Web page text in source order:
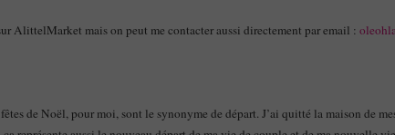
AlittelMarket mais on peut me contacter aussi directement par email :
de Noël, pour moi, sont le synonyme de départ. J’ai quitté la maison de